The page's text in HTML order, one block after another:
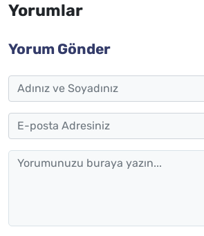
Yorumlar
Yorum Gönder